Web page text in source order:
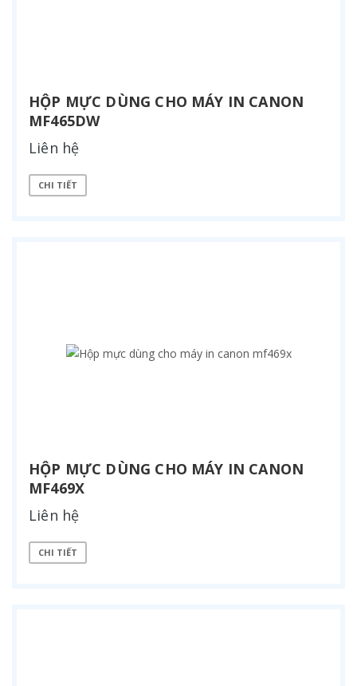
HỘP MỰC DÙNG CHO MÁY IN CANON
MF465DW
Liên hệ
CHI TIẾT
HỘP MỰC DÙNG CHO MÁY IN CANON
MF469X
Liên hệ
CHI TIẾT